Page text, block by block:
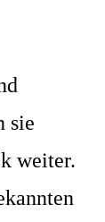
sie
weiter.